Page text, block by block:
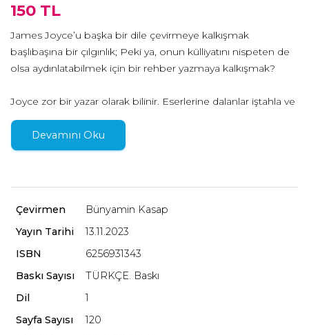
150 TL
James Joyce’u başka bir dile çevirmeye kalkışmak
başlıbaşına bir çılgınlık; Peki ya, onun külliyatını nispeten de
olsa aydınlatabilmek için bir rehber yazmaya kalkışmak?
Joyce zor bir yazar olarak bilinir. Eserlerine dalanlar iştahla ve
defaatle okur. Bu çetrefilli ve çetin yazarın zihin dünyasını
meşgul eden eserler, yaşadığı dönem ve insanları tanımak
ve bilmek, onu ve eserlerini tanımamıza yardım eder. Bunlar
yaratıcı okumalar yapmamız gerekir; çünkü Joyce’un
Joyce'un muğlak tarzının doğurabileceği ilk korkuyu
aşmanın bazı basit yolları var. Dublinliler'in aldatıcı
berraklığından Finnegan Uyanması’nın görünürdeki
didik ederek inceleyen Derek Attridge, “okuma” eylemine
yaklaşımımızda bazı ayarlamalar yaparak, her bir eseri farklı
şekillerde okumanın bir zevk olduğunu bu kitapta
Devamını Oku
Çevirmen
Bünyamin Kasap
Yayın Tarihi
13.11.2023
ISBN
6256931343
Baskı Sayısı
TÜRKÇE. Baskı
Dil
1
Sayfa Sayısı
120